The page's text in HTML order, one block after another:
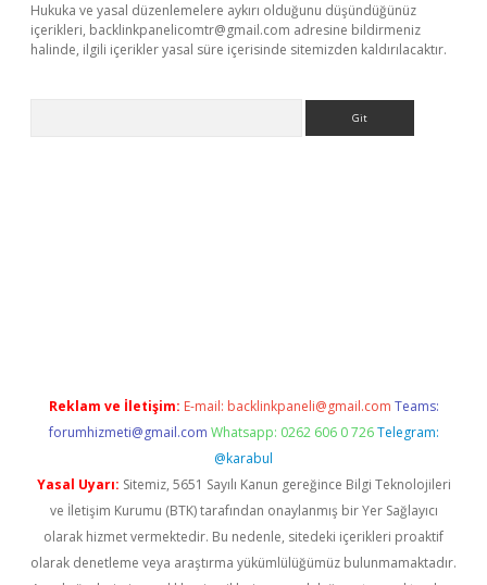
Hukuka ve yasal düzenlemelere aykırı olduğunu düşündüğünüz
içerikleri, backlinkpanelicomtr@gmail.com adresine bildirmeniz
halinde, ilgili içerikler yasal süre içerisinde sitemizden kaldırılacaktır.
Reklam ve İletişim: E-mail: backlinkpaneli@gmail.com Teams:
forumhizmeti@gmail.com Whatsapp: 0262 606 0 726 Telegram:
@karabul
Yasal Uyarı: Sitemiz, 5651 Sayılı Kanun gereğince Bilgi Teknolojileri
ve İletişim Kurumu (BTK) tarafından onaylanmış bir Yer Sağlayıcı
olarak hizmet vermektedir. Bu nedenle, sitedeki içerikleri proaktif
olarak denetleme veya araştırma yükümlülüğümüz bulunmamaktadır.